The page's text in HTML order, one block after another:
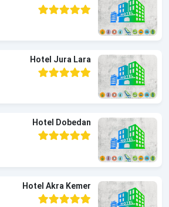
Hotel Jura Lara
Hotel Dobedan
Hotel Akra Kemer